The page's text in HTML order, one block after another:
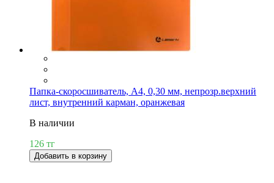
Папка-скоросшиватель, А4, 0,30 мм, непрозр.верхний
лист, внутренний карман, оранжевая
В наличии
126 тг
Добавить в корзину